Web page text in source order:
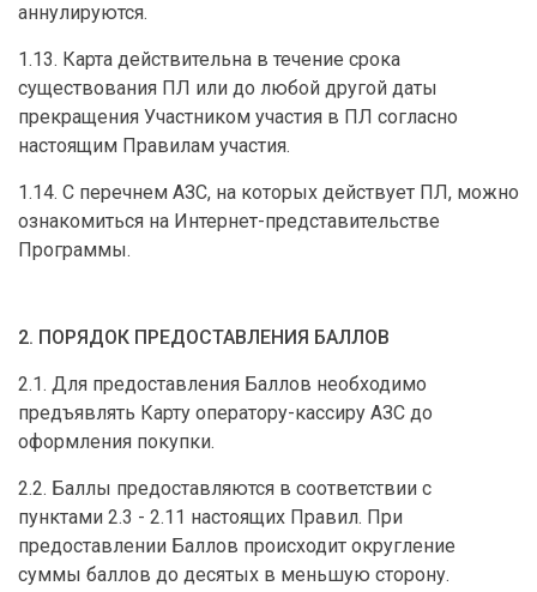
аннулируются.
1.13. Карта действительна в течение срока
существования ПЛ или до любой другой даты
прекращения Участником участия в ПЛ согласно
настоящим Правилам участия.
1.14. С перечнем АЗС, на которых действует ПЛ, можно
ознакомиться на Интернет-представительстве
Программы.
2. ПОРЯДОК ПРЕДОСТАВЛЕНИЯ БАЛЛОВ
2.1. Для предоставления Баллов необходимо
предъявлять Карту оператору-кассиру АЗС до
оформления покупки.
2.2. Баллы предоставляются в соответствии с
пунктами 2.3 - 2.11 настоящих Правил. При
предоставлении Баллов происходит округление
суммы баллов до десятых в меньшую сторону.